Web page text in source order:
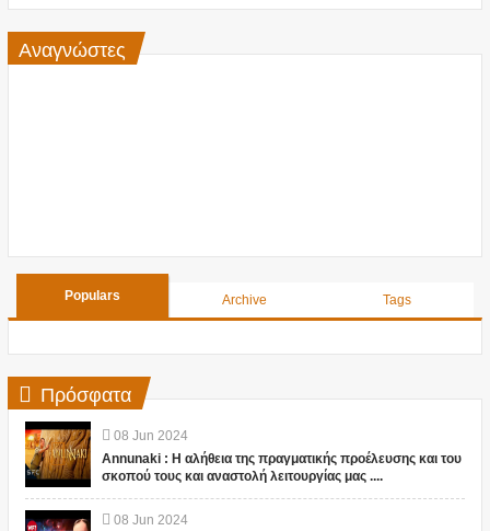
Αναγνώστες
Populars Archive Tags
Πρόσφατα
08 Jun 2024
Annunaki : Η αλήθεια της πραγματικής προέλευσης και του
σκοπού τους και αναστολή λειτουργίας μας ....
08 Jun 2024